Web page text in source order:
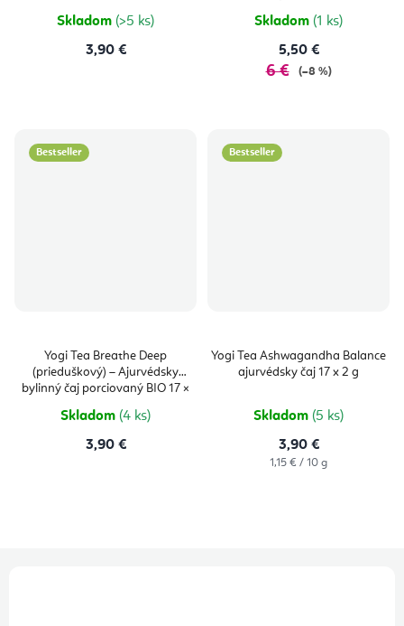
hviezdičiek.
Skladom (>5 ks)
3,90 €
Skladom (1 ks)
5,50 €
6 € (–8 %)
Bestseller
Yogi Tea Breathe Deep
(prieduškový) – Ajurvédsky
bylinný čaj porciovaný BIO 17 ×
Skladom (4 ks)
3,90 €
Bestseller
Yogi Tea Ashwagandha Balance
ajurvédsky čaj 17 x 2 g
Skladom (5 ks)
3,90 €
Jednotková
1,15 € / 10 g